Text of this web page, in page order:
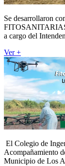
Se desarrollaron
a cargo del
Ver +
El Colegio de
Acompañamiento
Municipio de Los